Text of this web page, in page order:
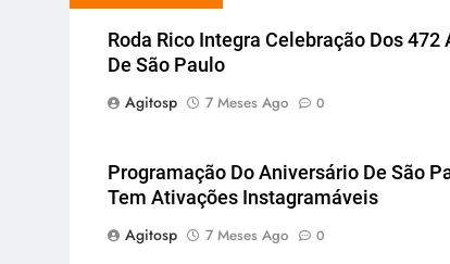
Roda Rico Integra Celebração Dos 472
De São Paulo
Agitosp
7 Meses Ago 0
Programação Do Aniversário De São
Tem Ativações Instagramáveis
Agitosp
7 Meses Ago 0